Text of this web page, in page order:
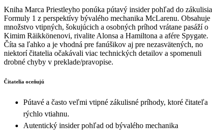
Kniha Marca Priestleyho ponúka pútavý insider pohľad do zákulisia
Formuly 1 z perspektívy bývalého mechanika McLarenu. Obsahuje
množstvo vtipných, šokujúcich a osobných príhod vrátane pasáží o
Kimim Räikkönenovi, rivalite Alonsa a Hamiltona a afére Spygate.
Číta sa ľahko a je vhodná pre fanúšikov aj pre nezasvätených, no
niektorí čitatelia očakávali viac technických detailov a spomenuli
drobné chyby v preklade/pravopise.
Čitatelia oceňujú
Pútavé a často veľmi vtipné zákulisné príhody, ktoré čitateľa
rýchlo vtiahnu.
Autentický insider pohľad od bývalého mechanika